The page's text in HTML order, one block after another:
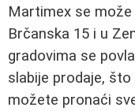
Martimex se može
Brčanska 15 i u
gradovima se
slabije prodaje,
možete pronaći